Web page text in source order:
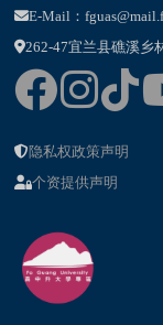
E-Mail：
262-47宜兰县礁溪乡
隐私权政策声明
个资提供声明